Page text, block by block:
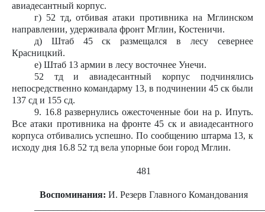
авиадесантный корпус.
г) 52 тд, отбивая атаки противника на Мглинском
направлении, удерживала фронт Мглин, Костеничи.
д) Штаб 45 ск размещался в лесу севернее
Красницкий.
е) Штаб 13 армии в лесу восточнее Унечи.
52 тд и авиадесантный корпус подчинялись
непосредственно командарму 13, в подчинении 45 ск были
137 сд и 155 сд.
9. 16.8 развернулись ожесточенные бои на р. Ипуть.
Все атаки противника на фронте 45 ск и авиадесантного
корпуса отбивались успешно. По сообщению штарма 13, к
исходу дня 16.8 52 тд вела упорные бои город Мглин.
481
Воспоминания: И. Резерв Главного Командования